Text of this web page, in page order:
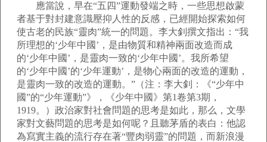
應當說，早在“五四”運動發端之時，一些思想啟蒙
者基于對封建意識壓抑人性的反感，已經開始探索如何
使古老的民族“靈肉”統一的問題。李大釗撰文指出：“我
所理想的‘少年中國’，是由物質和精神兩面改造而成
的‘少年中國’，是靈肉一致的‘少年中國’。我所希望
的‘少年中國’的‘少年運動’，是物心兩面的改造的運動，
是靈肉一致的改造的運動。”（注：李大釗：《“少年中
國”的“少年運動”》，《少年中國》第1卷第3期，
1919。）政治家對社會問題的思考是如此，那么，文學
家對文藝問題的思考是如何呢？且聽茅盾的表白：他認
為寫實主義的流行存在著“豐肉弱靈”的問題，而新浪漫